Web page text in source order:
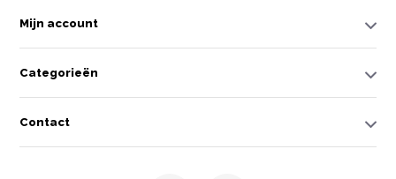
Mijn account
Categorieën
Contact